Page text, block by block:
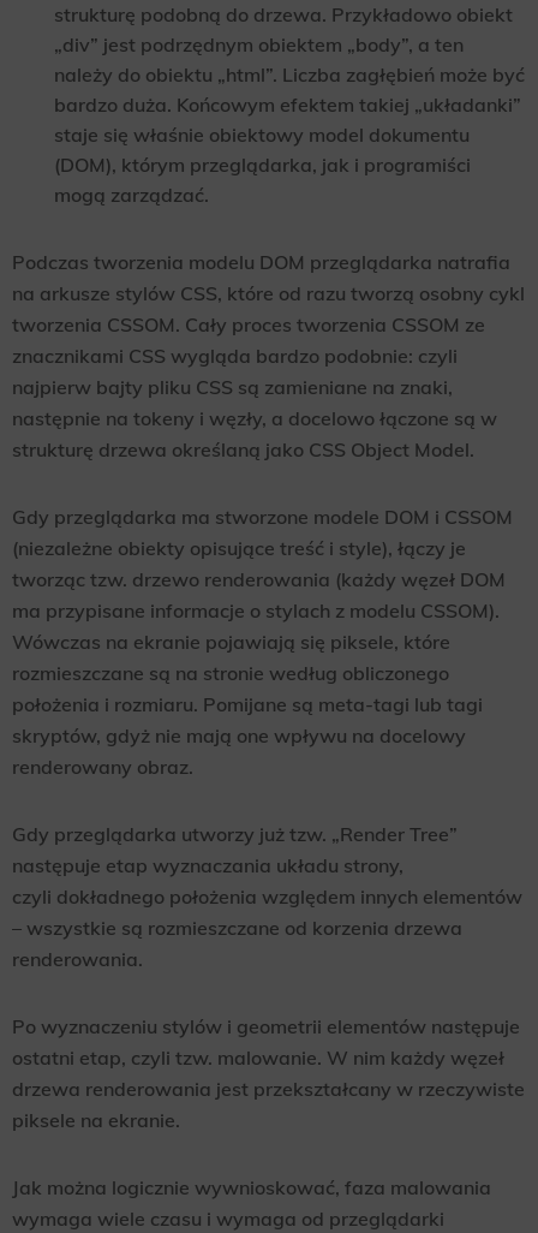
strukturę podobną do drzewa. Przykładowo obiekt
„div” jest podrzędnym obiektem „body”, a ten
należy do obiektu „html”. Liczba zagłębień może być
bardzo duża. Końcowym efektem takiej „układanki”
staje się właśnie obiektowy model dokumentu
(DOM), którym przeglądarka, jak i programiści
mogą zarządzać.
Podczas tworzenia modelu DOM przeglądarka natrafia
na arkusze stylów CSS, które od razu tworzą osobny cykl
tworzenia CSSOM. Cały proces tworzenia CSSOM ze
znacznikami CSS wygląda bardzo podobnie: czyli
najpierw bajty pliku CSS są zamieniane na znaki,
następnie na tokeny i węzły, a docelowo łączone są w
strukturę drzewa określaną jako CSS Object Model.
Gdy przeglądarka ma stworzone modele DOM i CSSOM
(niezależne obiekty opisujące treść i style), łączy je
tworząc tzw. drzewo renderowania (każdy węzeł DOM
ma przypisane informacje o stylach z modelu CSSOM).
Wówczas na ekranie pojawiają się piksele, które
rozmieszczane są na stronie według obliczonego
położenia i rozmiaru. Pomijane są meta-tagi lub tagi
skryptów, gdyż nie mają one wpływu na docelowy
renderowany obraz.
Gdy przeglądarka utworzy już tzw. „Render Tree”
następuje etap wyznaczania układu strony,
czyli dokładnego położenia względem innych elementów
– wszystkie są rozmieszczane od korzenia drzewa
renderowania.
Po wyznaczeniu stylów i geometrii elementów następuje
ostatni etap, czyli tzw. malowanie. W nim każdy węzeł
drzewa renderowania jest przekształcany w rzeczywiste
piksele na ekranie.
Jak można logicznie wywnioskować, faza malowania
wymaga wiele czasu i wymaga od przeglądarki